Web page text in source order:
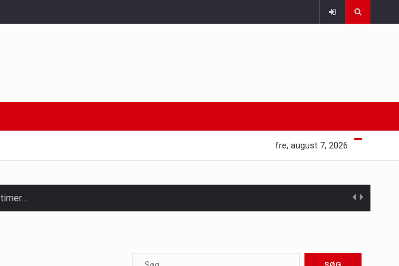
fre, august 7, 2026
der spiller en afgørende rolle i at opretholde…